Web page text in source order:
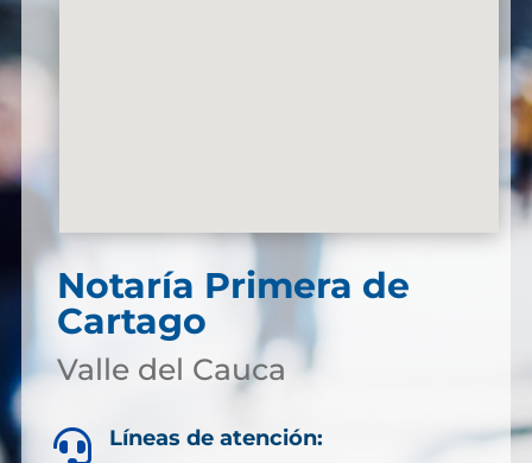
Notaría Primera de
Cartago
Valle del Cauca
 Líneas de atención: